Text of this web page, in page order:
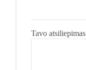
Tavo atsiliepimas